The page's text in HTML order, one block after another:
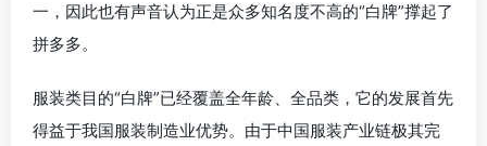
一，因此也有声音认为正是众多知名度不高的“白牌”撑起了
拼多多。
服装类目的“白牌”已经覆盖全年龄、全品类，它的发展首先
得益于我国服装制造业优势。由于中国服装产业链极其完